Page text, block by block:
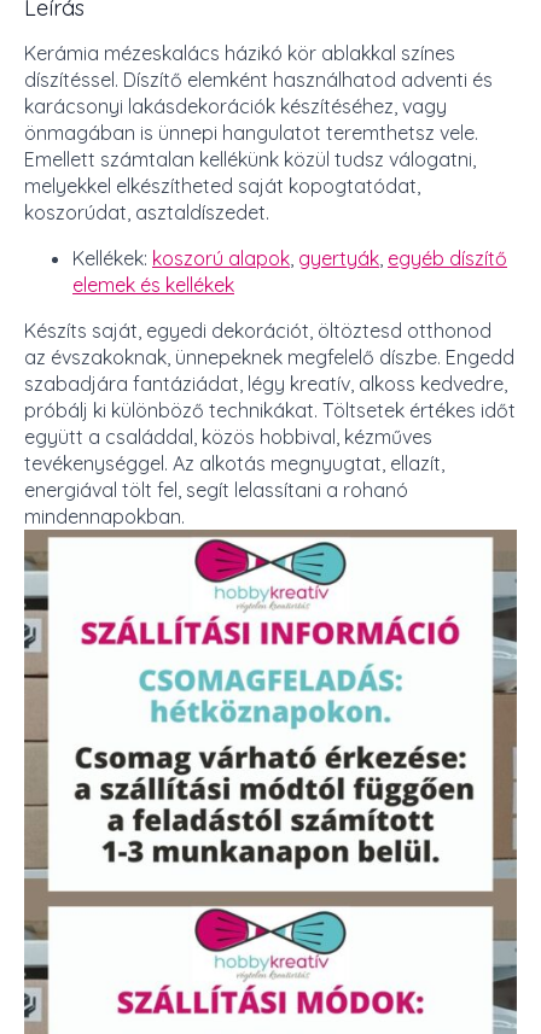
Leírás
Kerámia mézeskalács házikó kör ablakkal színes
díszítéssel. Díszítő elemként használhatod adventi és
karácsonyi lakásdekorációk készítéséhez, vagy
önmagában is ünnepi hangulatot teremthetsz vele.
Emellett számtalan kellékünk közül tudsz válogatni,
melyekkel elkészítheted saját kopogtatódat,
koszorúdat, asztaldíszedet.
Kellékek: koszorú alapok, gyertyák, egyéb díszítő
elemek és kellékek
Készíts saját, egyedi dekorációt, öltöztesd otthonod
az évszakoknak, ünnepeknek megfelelő díszbe. Engedd
szabadjára fantáziádat, légy kreatív, alkoss kedvedre,
próbálj ki különböző technikákat. Töltsetek értékes időt
együtt a családdal, közös hobbival, kézműves
tevékenységgel. Az alkotás megnyugtat, ellazít,
energiával tölt fel, segít lelassítani a rohanó
mindennapokban.